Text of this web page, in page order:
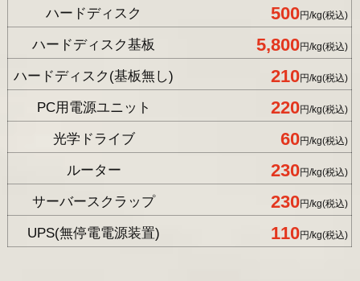
ハードディスク 500円/kg(税込)
ハードディスク基板 5,800円/kg(税込)
ハードディスク(基板無し) 210円/kg(税込)
PC用電源ユニット 220円/kg(税込)
光学ドライブ 60円/kg(税込)
ルーター 230円/kg(税込)
サーバースクラップ 230円/kg(税込)
UPS(無停電電源装置) 110円/kg(税込)